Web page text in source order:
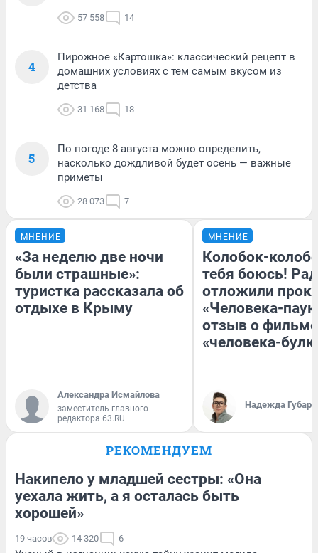
57 558 14
4
Пирожное «Картошка»: классический рецепт в
домашних условиях с тем самым вкусом из
детства
31 168 18
5
По погоде 8 августа можно определить,
насколько дождливой будет осень — важные
приметы
28 073 7
МНЕНИЕ
«За неделю две ночи
были страшные»:
туристка рассказала об
отдыхе в Крыму
Александра Исмайлова
заместитель главного
редактора 63.RU
МНЕНИЕ
Колобок-
тебя боюсь!
отложили
«Человека-
отзыв о
«человека-
Надежда Губарь
РЕКОМЕНДУЕМ
Накипело у младшей сестры: «Она
уехала жить, а я осталась быть
хорошей»
19 часов 14 320 6